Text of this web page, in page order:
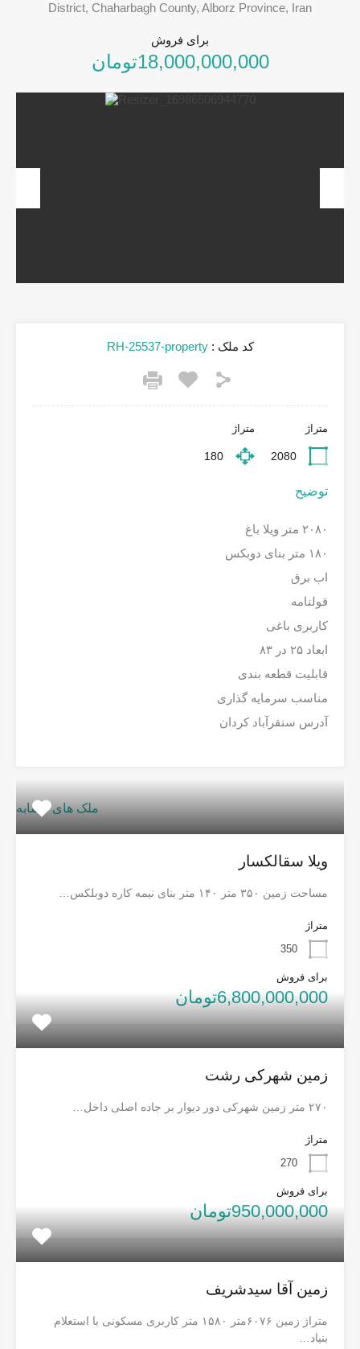
District, Chaharbagh County, Alborz Province, Iran
برای فروش
18,000,000,000تومان
کد ملک : RH-25537-property
متراژ
2080
متراژ
180
توضیح
۲۰۸۰ متر ویلا باغ
۱۸۰ متر بنای دوبکس
اب برق
قولنامه
کاربری باغی
ابعاد ۲۵ در ۸۳
قابلیت قطعه بندی
مناسب سرمایه گذاری
آدرس سنقرآباد کردان
ملک های مشابه
ویلا سقالکسار
مساحت زمین ۳۵۰ متر ۱۴۰ متر بنای نیمه کاره دوبلکس…
متراژ
350
برای فروش
6,800,000,000تومان
زمین شهرکی رشت
۲۷۰ متر زمین شهرکی دور دیوار بر جاده اصلی داخل…
متراژ
270
برای فروش
950,000,000تومان
زمین آقا سیدشریف
متراژ زمین ۶۰۷۶متر ۱۵۸۰ متر کاربری مسکونی با استعلام
بنیاد…